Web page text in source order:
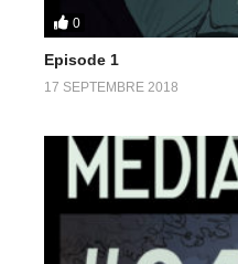
0
Episode 1
17 SEPTEMBRE 2018